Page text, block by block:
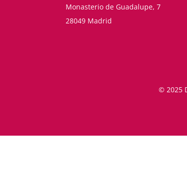
Monasterio de Guadalupe, 7
28049 Madrid
© 2025